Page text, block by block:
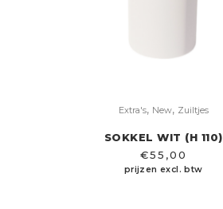
Extra's, New, Zuiltjes
SOKKEL WIT (H 110)
€55,00
prijzen excl. btw